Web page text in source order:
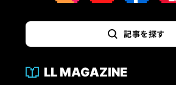
記事を探す
LL MAGAZINE